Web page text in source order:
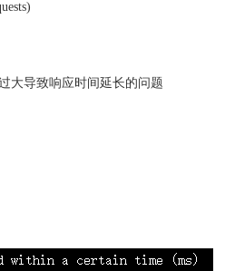
导致响应时间延长的问题